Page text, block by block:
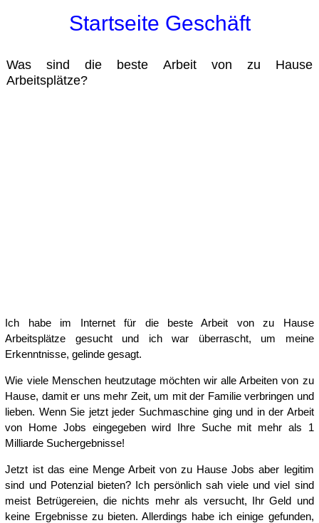
Startseite Geschäft
Was sind die beste Arbeit von zu Hause
Arbeitsplätze?
Ich habe im Internet für die beste Arbeit von zu Hause
Arbeitsplätze gesucht und ich war überrascht, um meine
Erkenntnisse, gelinde gesagt.
Wie viele Menschen heutzutage möchten wir alle Arbeiten von zu
Hause, damit er uns mehr Zeit, um mit der Familie verbringen und
lieben. Wenn Sie jetzt jeder Suchmaschine ging und in der Arbeit
von Home Jobs eingegeben wird Ihre Suche mit mehr als 1
Milliarde Suchergebnisse!
Jetzt ist das eine Menge Arbeit von zu Hause Jobs aber legitim
sind und Potenzial bieten? Ich persönlich sah viele und viel sind
meist Betrügereien, die nichts mehr als versucht, Ihr Geld und
keine Ergebnisse zu bieten. Allerdings habe ich einige gefunden,